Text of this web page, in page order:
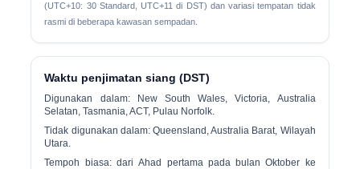
(UTC+10: 30 Standard, UTC+11 di DST) dan variasi tempatan tidak
rasmi di beberapa kawasan sempadan.
Waktu penjimatan siang (DST)
Digunakan dalam: New South Wales, Victoria, Australia
Selatan, Tasmania, ACT, Pulau Norfolk.
Tidak digunakan dalam: Queensland, Australia Barat, Wilayah
Utara.
Tempoh biasa: dariAhad pertama pada bulan Oktober ke